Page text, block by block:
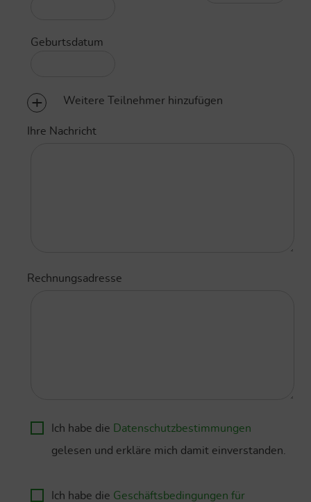
Geburtsdatum
Weitere Teilnehmer hinzufügen
Ihre Nachricht
Rechnungsadresse
Ich habe die Datenschutzbestimmungen
gelesen und erkläre mich damit einverstanden.
Ich habe die Geschäftsbedingungen für